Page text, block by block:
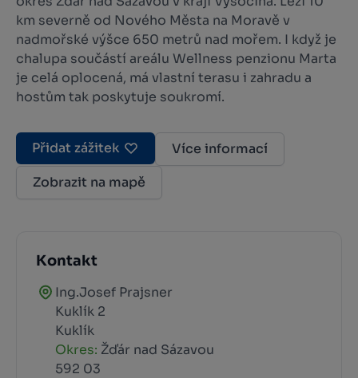
km severně od Nového Města na Moravě v
nadmořské výšce 650 metrů nad mořem. I když je
chalupa součástí areálu Wellness penzionu Marta
je celá oplocená, má vlastní terasu i zahradu a
hostům tak poskytuje soukromí.
Přidat zážitek
Více informací
Zobrazit na mapě
Kontakt
Ing.Josef Prajsner
Kuklík 2
Kuklík
Okres: Žďár nad Sázavou
592 03